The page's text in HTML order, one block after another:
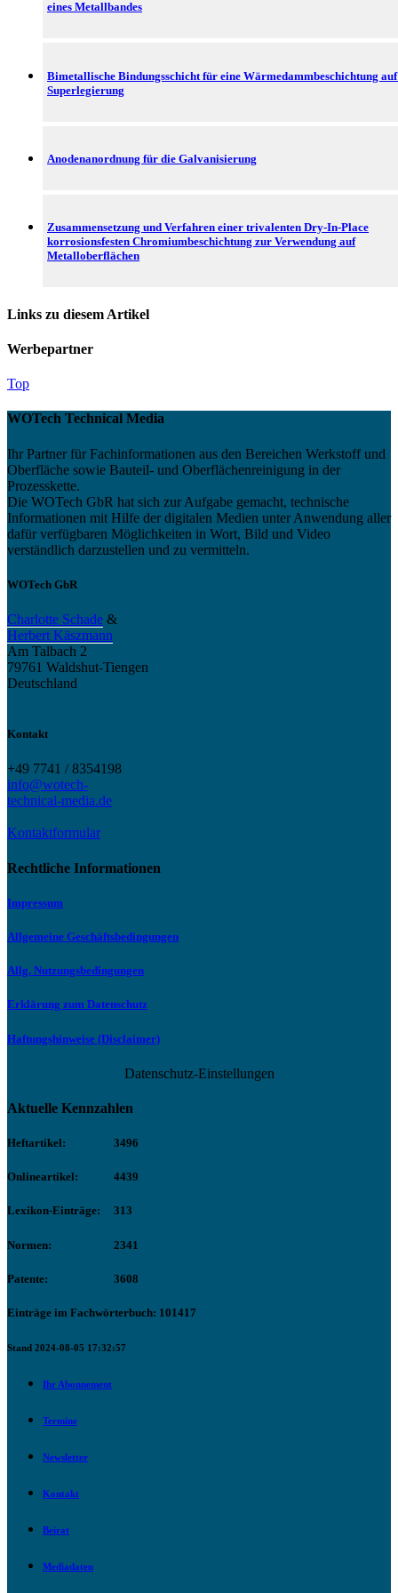
eines Metallbandes
Bimetallische Bindungsschicht für eine Wärmedammbeschichtung
Superlegierung
Anodenanordnung für die Galvanisierung
Zusammensetzung und Verfahren einer trivalenten Dry-In-Place
korrosionsfesten Chromiumbeschichtung zur Verwendung auf
Metalloberflächen
Links zu diesem Artikel
Werbepartner
Top
WOTech Technical Media
Ihr Partner für Fachinformationen aus den Bereichen Werkstoff und
Oberfläche sowie Bauteil- und Oberflächenreinigung in der
Prozesskette.
Die WOTech GbR hat sich zur Aufgabe gemacht, technische
Informationen mit Hilfe der digitalen Medien unter Anwendung aller
dafür verfügbaren Möglichkeiten in Wort, Bild und Video
verständlich darzustellen und zu vermitteln.
WOTech GbR
Charlotte Schade &
Herbert Käszmann
Am Talbach 2
79761 Waldshut-Tiengen
Deutschland
Kontakt
+49 7741 / 8354198
info@wotech-
technical-media.de
Kontaktformular
Rechtliche Informationen
Impressum
Allgemeine Geschäftsbedingungen
Allg. Nutzungsbedingungen
Erklärung zum Datenschutz
Haftungshinweise (Disclaimer)
Datenschutz-Einstellungen
Aktuelle Kennzahlen
Heftartikel: 3496
Onlineartikel: 4439
Lexikon-Einträge: 313
Normen: 2341
Patente: 3608
Einträge im Fachwörterbuch: 101417
Stand 2024-08-05 17:32:57
Ihr Abonnement
Termine
Newsletter
Kontakt
Beirat
Mediadaten